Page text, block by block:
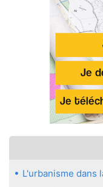
L'urbanisme dans